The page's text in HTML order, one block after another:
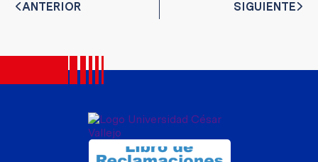
ANTERIOR SIGUIENTE